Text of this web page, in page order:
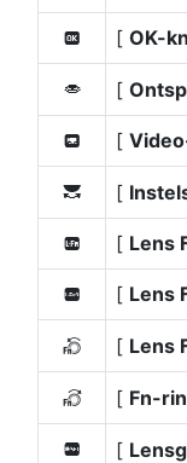
p [ OK-
G [
z [
y [
S [ Lens
3 [ Lens
S [ Lens
R [ Fn-
T [